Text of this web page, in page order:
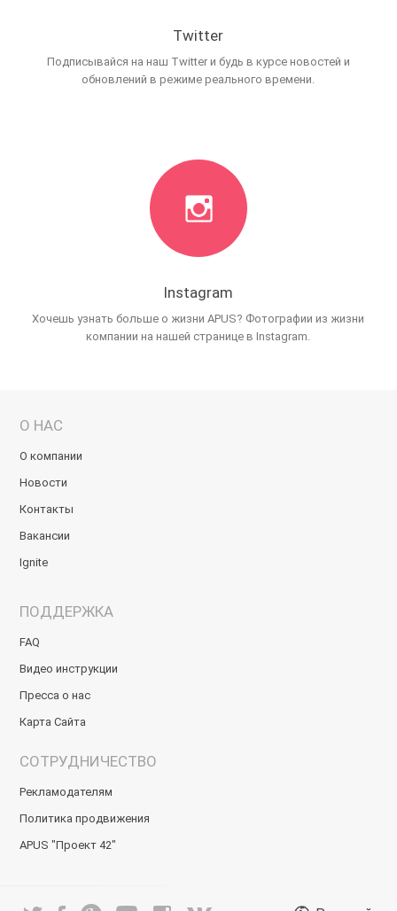
Twitter
Подписывайся на наш Twitter и будь в курсе новостей и
обновлений в режиме реального времени.
Instagram
Хочешь узнать больше о жизни APUS? Фотографии из жизни
компании на нашей странице в Instagram.
О НАС
О компании
Новости
Контакты
Вакансии
Ignite
ПОДДЕРЖКА
FAQ
Видео инструкции
Пресса о нас
Карта Сайта
СОТРУДНИЧЕСТВО
Рекламодателям
Политика продвижения
APUS "Проект 42"